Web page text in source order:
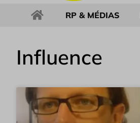
RP & MÉDIAS
Influence